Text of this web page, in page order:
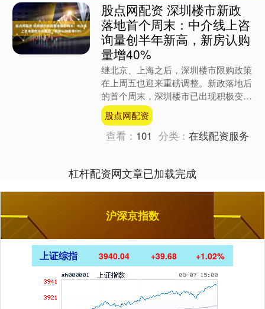
股点网配资 深圳楼市新政
落地首个周末：中介线上咨
询量创半年新高，新房认购
量增40%
继北京、上海之后，深圳楼市限购政策
在上周五也迎来重磅调整。新政落地后
的首个周末，深圳楼市已出现积极变
化，无论是机构线上咨询量还是带看量
都有显著增加。深圳贝壳研究....
股点网配资
查看： 101 分类：在线配资服务
杠杆配资网文章已加载完成
沪深京指数
上证综指 3940.04 +39.68 +1.02%